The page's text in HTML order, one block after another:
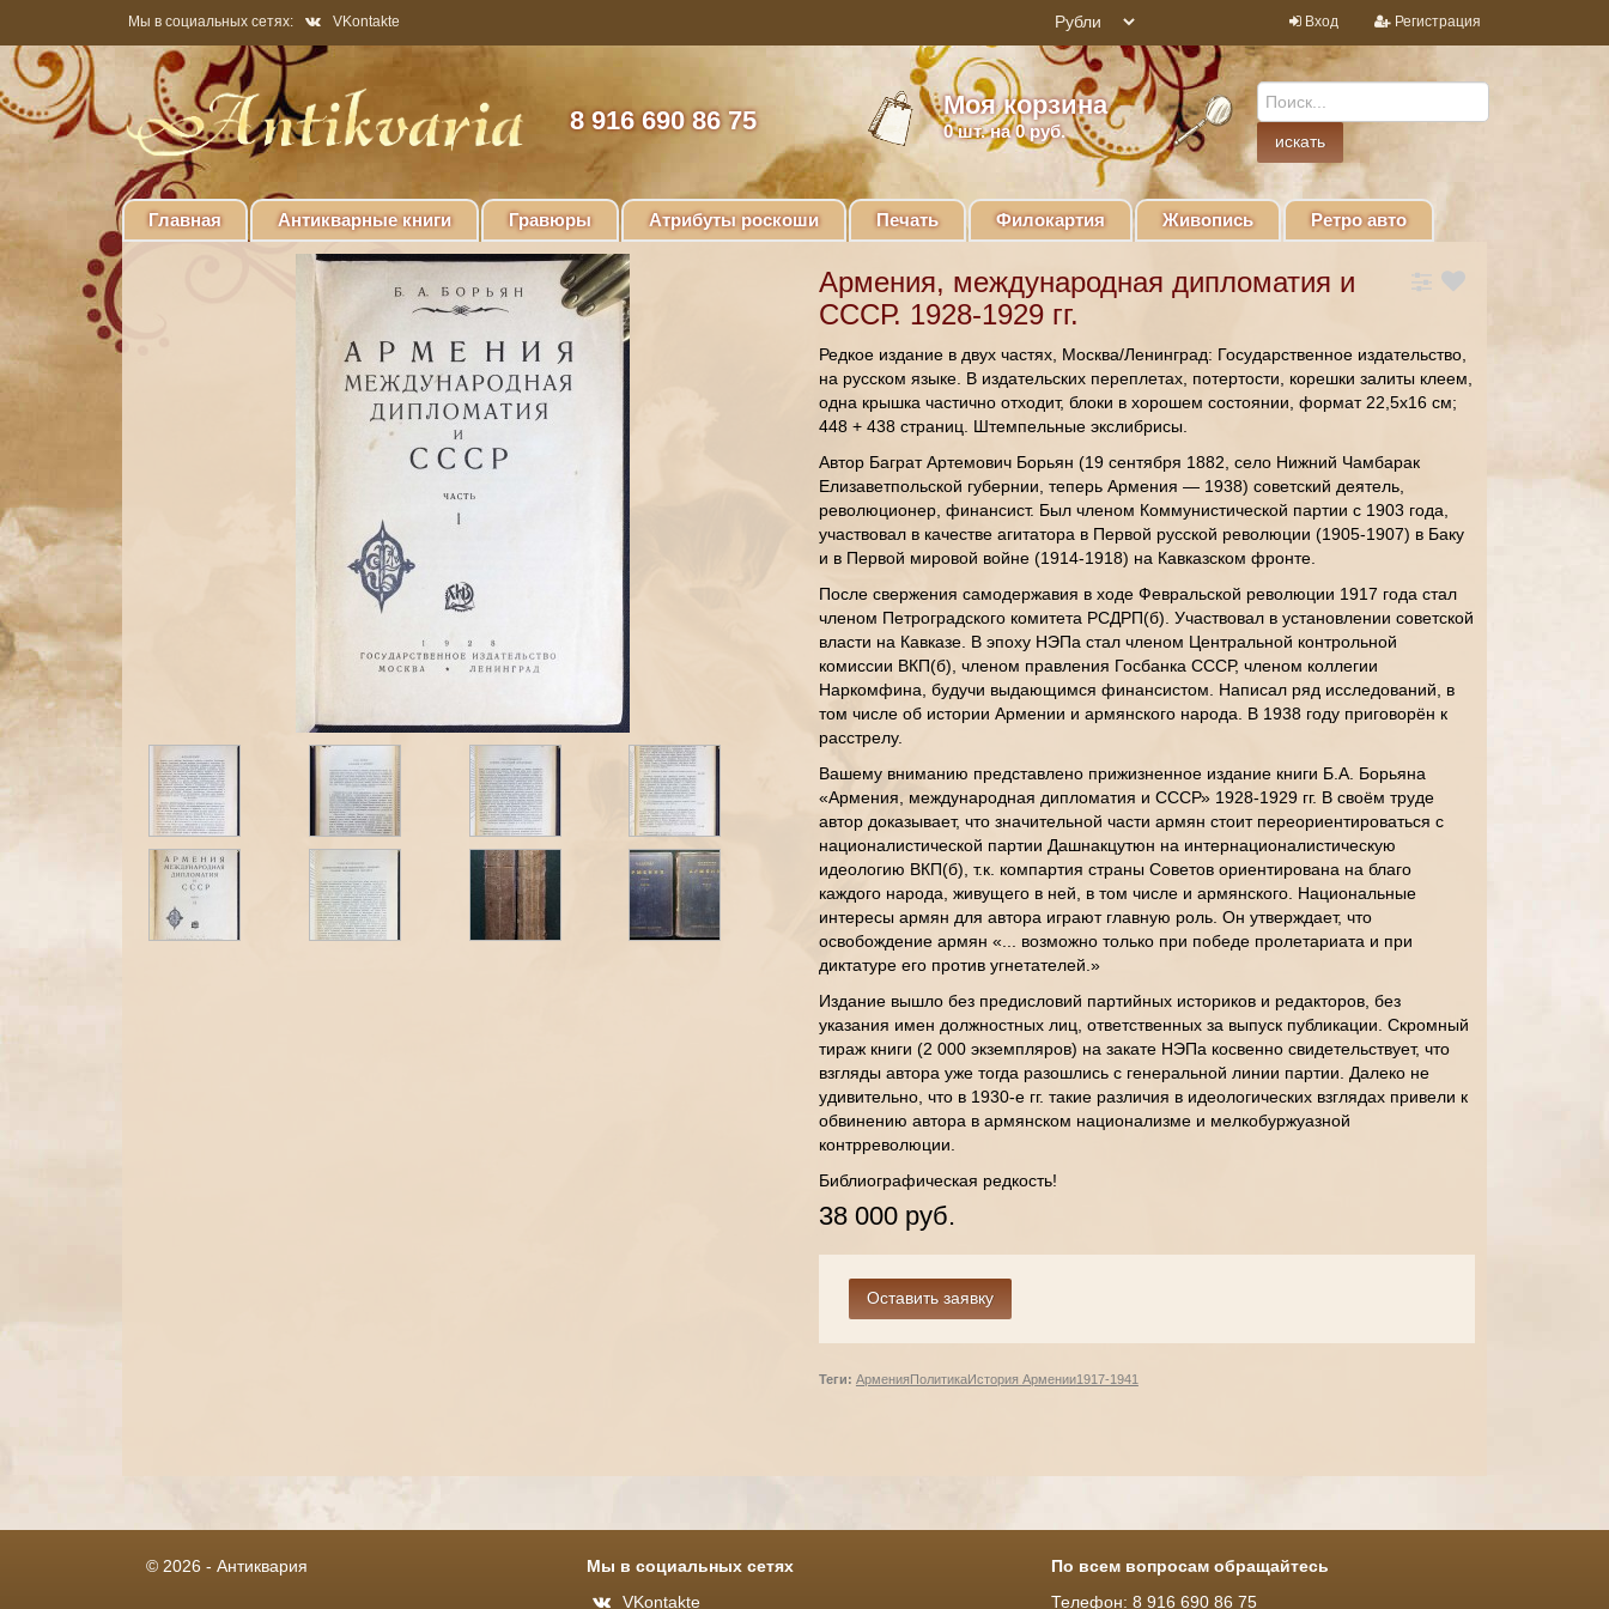
Мы в социальных сетях: VKontakte Вход Регистрация
8 916 690 86 75
Моя корзина
0шт. на 0 руб.
Главная Антикварные книги Гравюры Атрибуты роскоши Печать Филокартия Живопись Ретро авто
Армения, международная дипломатия и
СССР. 1928-1929 гг.
Редкое издание в двух частях, Москва/Ленинград: Государственное издательство,
на русском языке. В издательских переплетах, потертости, корешки залиты клеем,
одна крышка частично отходит, блоки в хорошем состоянии, формат 22,5х16 см;
448 + 438 страниц. Штемпельные экслибрисы.
Автор Баграт Артемович Борьян (19 сентября 1882, село Нижний Чамбарак
Елизаветпольской губернии, теперь Армения — 1938) советский деятель,
революционер, финансист. Был членом Коммунистической партии с 1903 года,
участвовал в качестве агитатора в Первой русской революции (1905-1907) в Баку
и в Первой мировой войне (1914-1918) на Кавказском фронте.
После свержения самодержавия в ходе Февральской революции 1917 года стал
членом Петроградского комитета РСДРП(б). Участвовал в установлении советской
власти на Кавказе. В эпоху НЭПа стал членом Центральной контрольной
комиссии ВКП(б), членом правления Госбанка СССР, членом коллегии
Наркомфина, будучи выдающимся финансистом. Написал ряд исследований, в
том числе об истории Армении и армянского народа. В 1938 году приговорён к
расстрелу.
Вашему вниманию представлено прижизненное издание книги Б.А. Борьяна
«Армения, международная дипломатия и СССР» 1928-1929 гг. В своём труде
автор доказывает, что значительной части армян стоит переориентироваться с
националистической партии Дашнакцутюн на интернационалистическую
идеологию ВКП(б), т.к. компартия страны Советов ориентирована на благо
каждого народа, живущего в ней, в том числе и армянского. Национальные
интересы армян для автора играют главную роль. Он утверждает, что
освобождение армян «... возможно только при победе пролетариата и при
диктатуре его против угнетателей.»
Издание вышло без предисловий партийных историков и редакторов, без
указания имен должностных лиц, ответственных за выпуск публикации. Скромный
тираж книги (2 000 экземпляров) на закате НЭПа косвенно свидетельствует, что
взгляды автора уже тогда разошлись с генеральной линии партии. Далеко не
удивительно, что в 1930-е гг. такие различия в идеологических взглядах привели к
обвинению автора в армянском национализме и мелкобуржуазной
контрреволюции.
Библиографическая редкость!
38 000 руб.
Теги: АрменияПолитикаИстория Армении1917-1941
© 2026 - Антиквария
Мы в социальных сетях
VKontakte
По всем вопросам обращайтесь
Телефон: 8 916 690 86 75